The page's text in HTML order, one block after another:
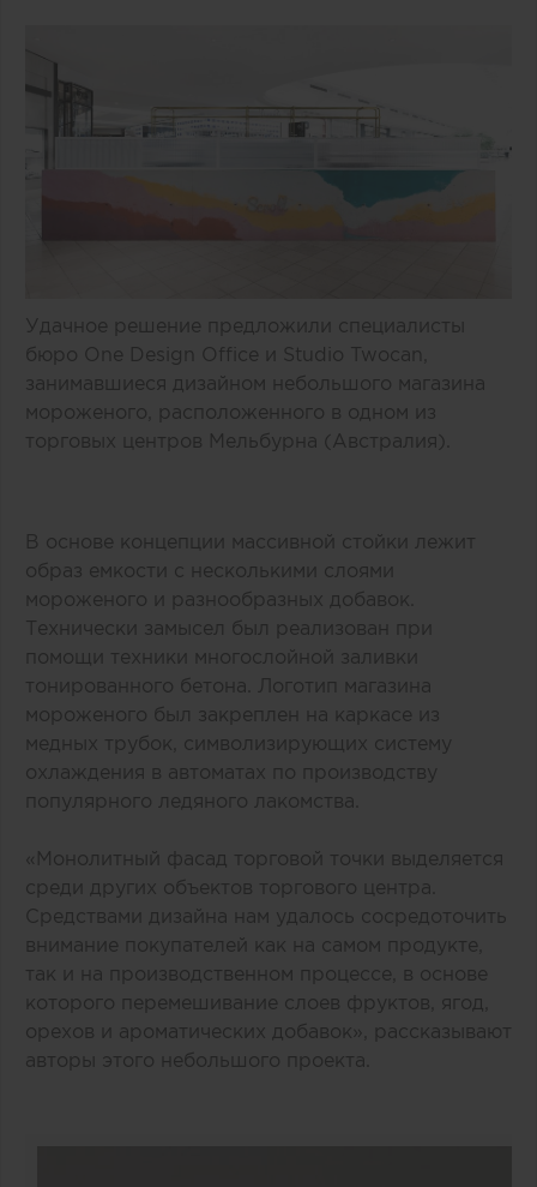
Удачное решение предложили специалисты
бюро One Design Office и Studio Twocan,
занимавшиеся дизайном небольшого магазина
мороженого, расположенного в одном из
торговых центров Мельбурна (Австралия).
В основе концепции массивной стойки лежит
образ емкости с несколькими слоями
мороженого и разнообразных добавок.
Технически замысел был реализован при
помощи техники многослойной заливки
тонированного бетона. Логотип магазина
мороженого был закреплен на каркасе из
медных трубок, символизирующих систему
охлаждения в автоматах по производству
популярного ледяного лакомства.
«Монолитный фасад торговой точки выделяется
среди других объектов торгового центра.
Средствами дизайна нам удалось сосредоточить
внимание покупателей как на самом продукте,
так и на производственном процессе, в основе
которого перемешивание слоев фруктов, ягод,
орехов и ароматических добавок», рассказывают
авторы этого небольшого проекта.